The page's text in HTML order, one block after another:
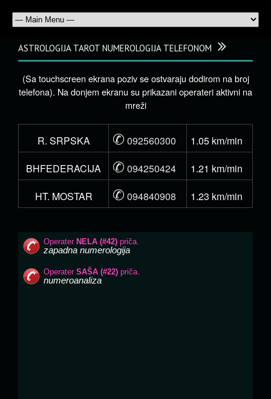
ASTROLOGIJA TAROT NUMEROLOGIJA TELEFONOM
(Sa touchscreen ekrana poziv se ostvaraju dodirom na broj
telefona). Na donjem ekranu su prikazani operateri aktivni na
mreži
R. SRPSKA ✆ 092560300
1.05 km/min
BHFEDERACIJA
✆ 094250424
1.21 km/min
HT. MOSTAR
✆ 094840908 1.23 km/min